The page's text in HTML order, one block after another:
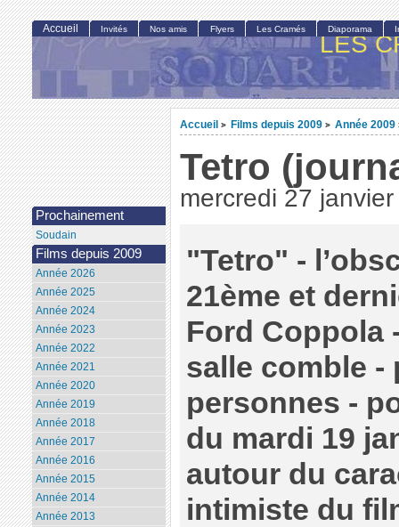
LES
Accueil > Films depuis 2009 > Année 2009
Tetro
mercredi 27
"Tetro" -
21ème et
Ford Coppola
salle comble -
personnes -
du mardi 19
autour du
intimiste du
Accueil Invités Nos amis Flyers Les Cramés Diaporama
Prochainement
Soudain
Films depuis 2009
Année 2026
Année 2025
Année 2024
Année 2023
Année 2022
Année 2021
Année 2020
Année 2019
Année 2018
Année 2017
Année 2016
Année 2015
Année 2014
Année 2013